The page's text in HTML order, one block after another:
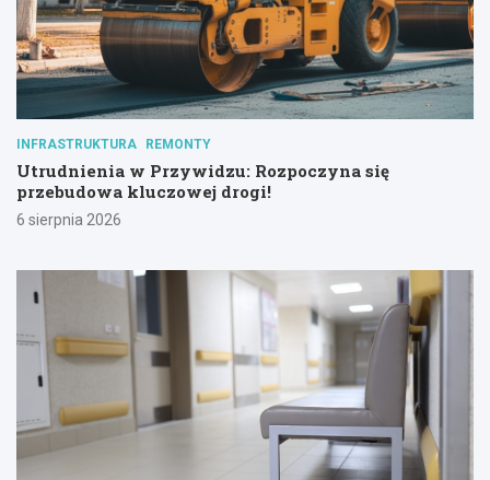
INFRASTRUKTURA REMONTY
Utrudnienia w Przywidzu: Rozpoczyna się
przebudowa kluczowej drogi!
6 sierpnia 2026